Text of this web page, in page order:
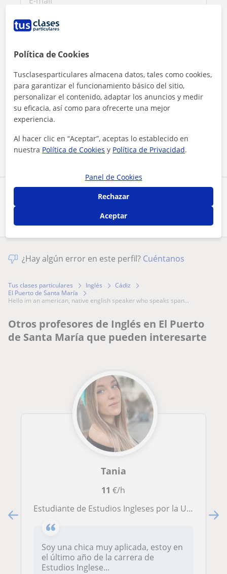
Comparte a este profesor
Al hacer clic, aceptas nuestroaviso legal y de privacidad
Contactar ahora
¿Hay algún error en este perfil? Cuéntanos
Tus clases particulares Inglés
Cádiz
El Puerto de Santa María
hello im an american, native english speaker who speaks span...
Otros profesores de Inglés en El Puerto
de Santa María que pueden interesarte
Tania
11 €/h
Estudiante de Estudios Ingleses por la Universidad de Almería ofrece dar clases particulares de inglés a niños de primaria y secundaria de forma online o en El Puerto de Santa María
Soy una chica muy aplicada, estoy en
el último año de la carrera de
Estudios Inglese...
Política de Cookies
Tusclasesparticulares almacena datos, tales como cookies,
para garantizar el funcionamiento básico del sitio,
personalizar el contenido, adaptar los anuncios y medir
su eficacia, así como para ofrecerte una mejor
experiencia.
Al hacer clic en “Aceptar”, aceptas lo establecido en
nuestra Política de Cookies y Política de Privacidad.
Panel de Cookies
Rechazar
Aceptar